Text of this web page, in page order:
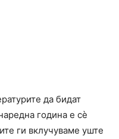
да бидат
година е сè
ги вклучуваме уште